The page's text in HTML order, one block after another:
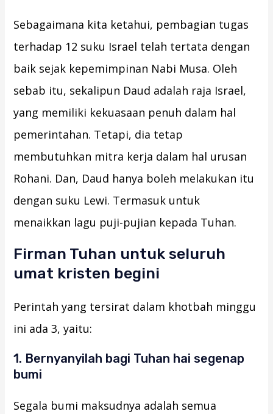
Sebagaimana kita ketahui, pembagian tugas
terhadap 12 suku Israel telah tertata dengan
baik sejak kepemimpinan Nabi Musa. Oleh
sebab itu, sekalipun Daud adalah raja Israel,
yang memiliki kekuasaan penuh dalam hal
pemerintahan. Tetapi, dia tetap
membutuhkan mitra kerja dalam hal urusan
Rohani. Dan, Daud hanya boleh melakukan itu
dengan suku Lewi. Termasuk untuk
menaikkan lagu puji-pujian kepada Tuhan.
Firman Tuhan untuk seluruh
umat kristen begini
Perintah yang tersirat dalam khotbah minggu
ini ada 3, yaitu:
1. Bernyanyilah bagi Tuhan hai segenap
bumi
Segala bumi maksudnya adalah semua